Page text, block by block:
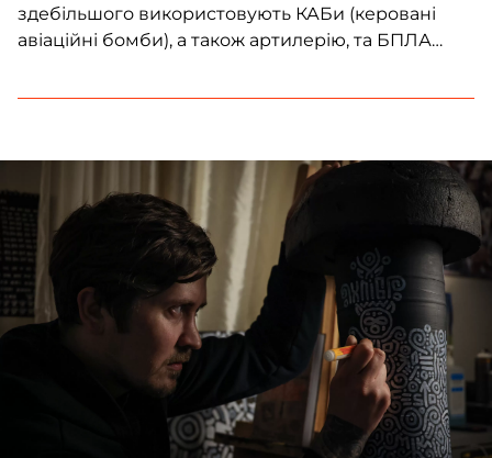
здебільшого використовують КАБи (керовані
авіаційні бомби), а також артилерію, та БПЛА
сіл зазнали значних руйнувань. Почалася масова
кажуть, що відчувають себе покинутими та
забутими. У Сумах […]